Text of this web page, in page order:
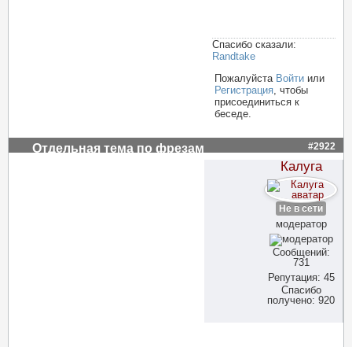
Спасибо сказали:
Randtake
Пожалуйста Войти или
Регистрация , чтобы
присоединиться к
беседе.
Отдельная тема по фрезам #2922
Калуга
Не в сети
модератор
Сообщений:
731
Репутация: 45
Спасибо
получено: 920